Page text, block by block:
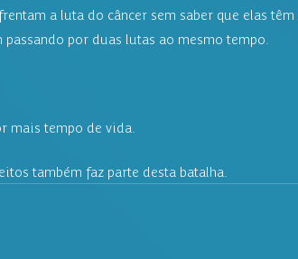
a luta do câncer sem saber que elas
passando por duas lutas ao mesmo tempo.
mais tempo de vida.
também faz parte desta batalha.